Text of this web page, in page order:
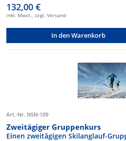
132,00 €
inkl. Mwst., zzgl. Versand
In den Warenkorb
Art.-Nr. NSN-109
Zweitägiger Gruppenkurs
Einen zweitägigen Skilanglauf-